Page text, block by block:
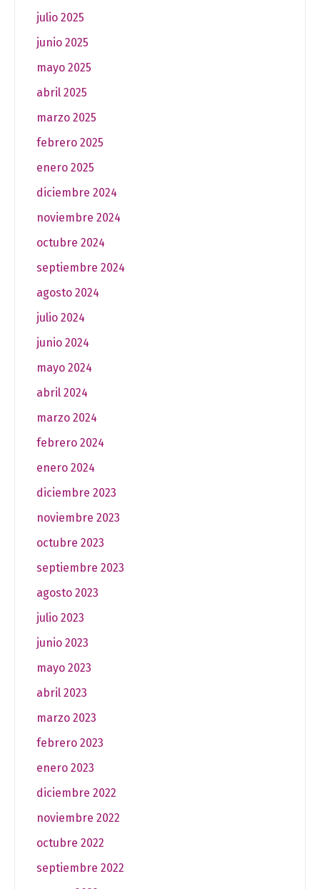
julio 2025
junio 2025
mayo 2025
abril 2025
marzo 2025
febrero 2025
enero 2025
diciembre 2024
noviembre 2024
octubre 2024
septiembre 2024
agosto 2024
julio 2024
junio 2024
mayo 2024
abril 2024
marzo 2024
febrero 2024
enero 2024
diciembre 2023
noviembre 2023
octubre 2023
septiembre 2023
agosto 2023
julio 2023
junio 2023
mayo 2023
abril 2023
marzo 2023
febrero 2023
enero 2023
diciembre 2022
noviembre 2022
octubre 2022
septiembre 2022